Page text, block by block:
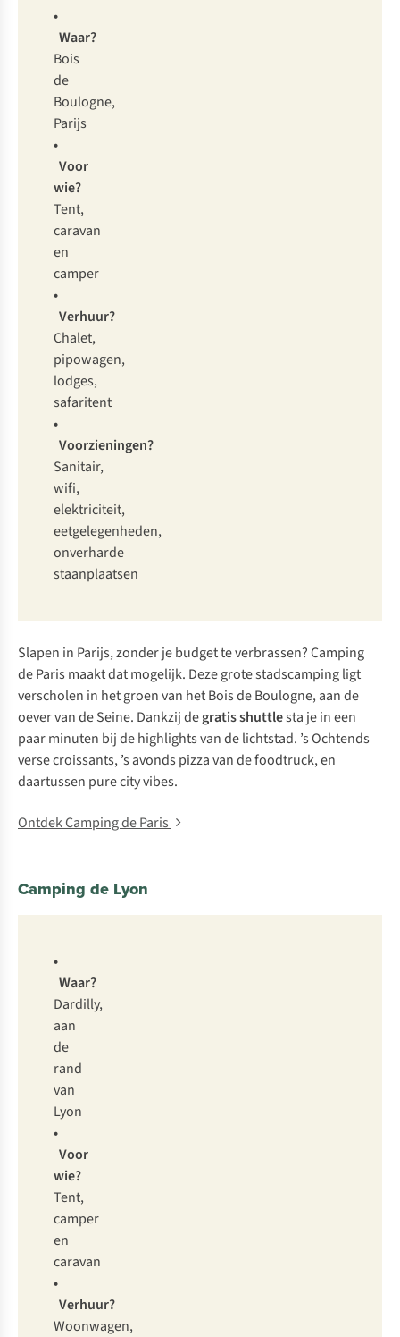
•
Waar?
Bois
de
Boulogne,
Parijs
•
Voor
wie?
Tent,
caravan
en
camper
•
Verhuur?
Chalet,
pipowagen,
lodges,
safaritent
•
Voorzieningen?
Sanitair,
wifi,
elektriciteit,
eetgelegenheden,
onverharde
staanplaatsen
Slapen in Parijs, zonder je budget te verbrassen? Camping
de Paris maakt dat mogelijk. Deze grote stadscamping ligt
verscholen in het groen van het Bois de Boulogne, aan de
oever van de Seine. Dankzij degratis shuttlesta je in een
paar minuten bij de highlights van de lichtstad. ’s Ochtends
verse croissants, ’s avonds pizza van de foodtruck, en
daartussen pure city vibes.
Ontdek Camping de Paris
Camping de Lyon
•
Waar?
Dardilly,
aan
de
rand
van
Lyon
•
Voor
wie?
Tent,
camper
en
caravan
•
Verhuur?
Woonwagen,